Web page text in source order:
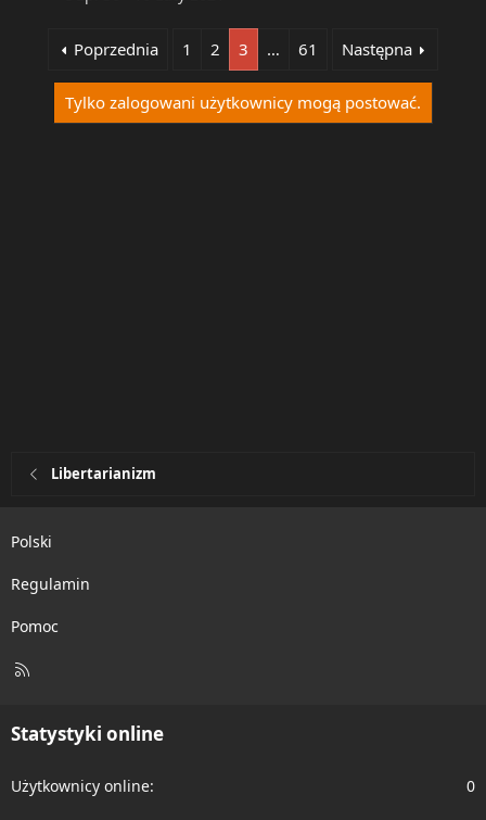
Poprzednia 1 2 3 … 61 Następna
Tylko zalogowani użytkownicy mogą postować.
Libertarianizm
Polski
Regulamin
Pomoc
R
Statystyki online
Użytkownicy online 0